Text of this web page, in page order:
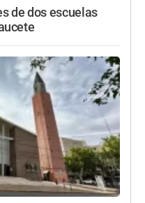
de dos escuelas